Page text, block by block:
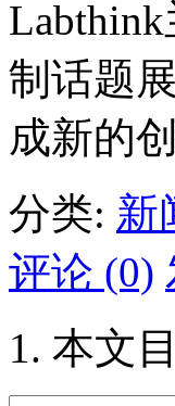
制话题
成新的
分类: 新
评论 (0)
本文